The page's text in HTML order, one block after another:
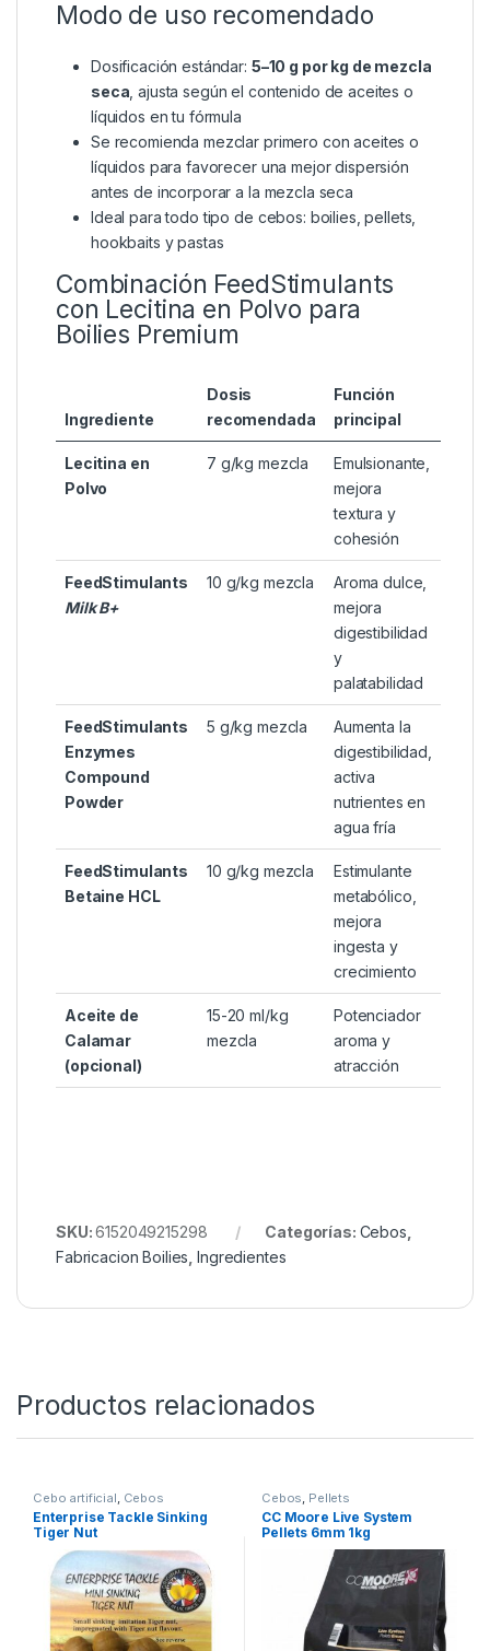
Propiedad Descripción
Apariencia Polvo fino amarillo/marrón claro
Solubilidad Alta en agua y aceite
Higroscopicidad
Alta, absorbe humedad
fácilmente
Dosificación Baja, alta eficacia
Modo de uso recomendado
Dosificación estándar:
Se recomienda mezclar primero con aceites o
líquidos para favorecer una mejor dispersión
antes de incorporar a la mezcla seca
Ideal para todo tipo de cebos: boilies, pellets,
Combinación FeedStimulants
con Lecitina en Polvo para
Boilies Premium
Función
principal
Lecitina en
Polvo
7 g/kg mezcla
Emulsionante,
mejora
textura y
cohesión
FeedStimulants
Milk B+
10 g/kg mezcla
Aroma dulce,
mejora
digestibilidad
y
palatabilidad
FeedStimulants
Enzymes
Compound
Powder
5 g/kg mezcla
Aumenta la
digestibilidad,
activa
nutrientes en
agua fría
crecimiento
Calamar
mezcla
aroma y
SKU:6152049215298 Categorías:
Fabricacion Boilies,Ingredientes